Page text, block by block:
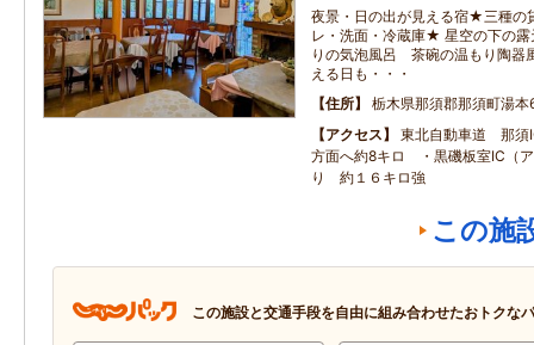
夜景・日の出が見える宿★三種
レ・洗面・冷蔵庫★ 星空の下の
りの気泡風呂 茶碗の温もり陶器
える日も・・・
住所
栃木県那須郡那須町湯
アクセス
東北自動車道 那
方面へ約8キロ ・黒磯板室IC（
り 約１６キロ強
この施
この施設と交通手段を自由に組み合わせたおトクな